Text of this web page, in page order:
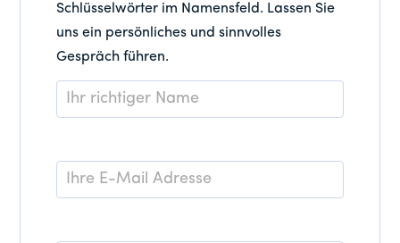
Schlüsselwörter im Namensfeld. Lassen Sie
uns ein persönliches und sinnvolles
Gespräch führen.
Name
*
E-
Mail